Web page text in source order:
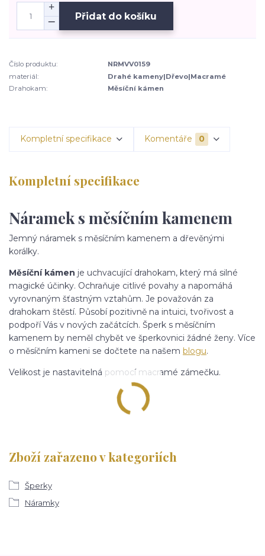
Přidat do košíku
Číslo produktu:
NRMVV0159
materiál:
Drahé kameny|Dřevo|Macramé
Drahokam:
Měsíční kámen
Kompletní specifikace Komentáře 0
Kompletní specifikace
Náramek s měsíčním kamenem
Jemný náramek s měsíčním kamenem a dřevěnými
korálky.
Měsíční kámen je uchvacující drahokam, který má silné
magické účinky. Ochraňuje citlivé povahy a napomáhá
vyrovnaným šťastným vztahům. Je považován za
drahokam štěstí. Působí pozitivně na intuici, tvořivost a
podpoří Vás v nových začátcích. Šperk s měsíčním
kamenem by neměl chybět ve šperkovnici žádné ženy. Více
o měsíčním kameni se dočtete na našem blogu.
Velikost je nastavitelná pomocí macramé zámečku.
Zboží zařazeno v kategoriích
Šperky
Náramky